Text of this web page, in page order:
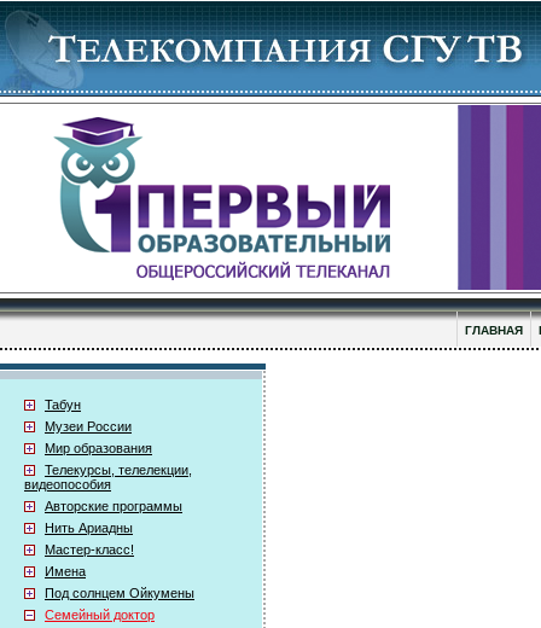
ГЛАВНАЯ
Табун
Музеи России
Мир образования
Телекурсы, телелекции,
видеопособия
Авторские программы
Нить Ариадны
Мастер-класс!
Имена
Под солнцем Ойкумены
Семейный доктор